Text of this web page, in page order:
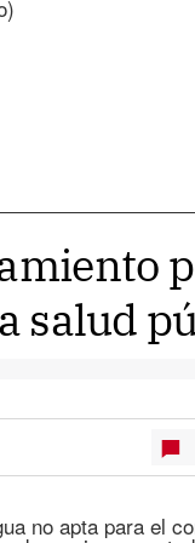
salud
no apta para el